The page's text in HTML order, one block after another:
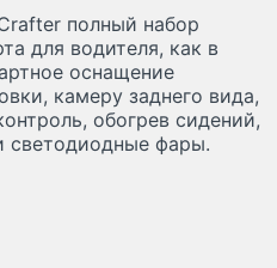
полный набор
для водителя, как в
оснащение
камеру заднего вида,
обогрев сидений,
светодиодные фары.